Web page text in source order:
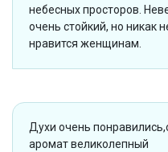
небесных просторов.
очень стойкий, но никак
нравится женщинам.
Духи очень
аромат великолепный